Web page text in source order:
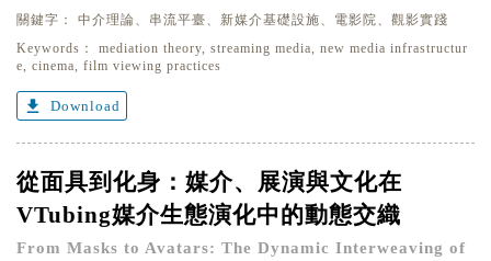
關鍵字：
中介理論、串流平臺、新媒介基礎設施、電影院、觀影實踐
Keywords：
mediation theory, streaming media, new media infrastructur
e, cinema, film viewing practices
Download
get_app
從面具到化身：媒介、展演與文化在
VTubing媒介生態演化中的動態交織
From Masks to Avatars: The Dynamic Interweaving of